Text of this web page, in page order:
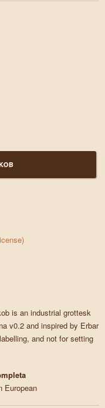
is an industrial grottesk
v0.2 and inspired by Erbar
and not for setting
European